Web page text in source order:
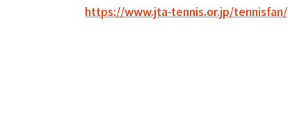
https://www.jta-tennis.or.jp/tennisfan/